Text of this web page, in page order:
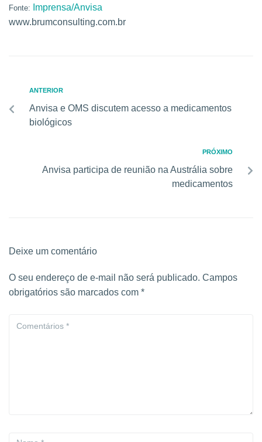
Fonte:
Imprensa/Anvisa
www.brumconsulting.com.br
ANTERIOR
Anvisa e OMS discutem acesso a medicamentos
biológicos
PRÓXIMO
Anvisa participa de reunião na Austrália sobre
medicamentos
Deixe um comentário
O seu endereço de e-mail não será publicado. Campos
obrigatórios são marcados com *